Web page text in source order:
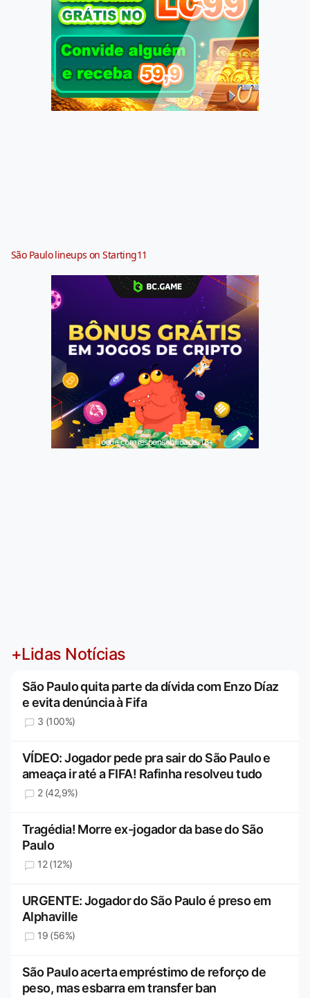
São Paulo lineups on Starting11
Jogue com responsabilidade. 18+
+Lidas Notícias
São Paulo quita parte da dívida com Enzo Díaz
e evita denúncia à Fifa
3 (100%)
VÍDEO: Jogador pede pra sair do São Paulo e
ameaça ir até a FIFA! Rafinha resolveu tudo
2 (42,9%)
Tragédia! Morre ex-jogador da base do São
Paulo
12 (12%)
URGENTE: Jogador do São Paulo é preso em
Alphaville
19 (56%)
São Paulo acerta empréstimo de reforço de
peso, mas esbarra em transfer ban